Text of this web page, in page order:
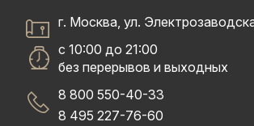
г. Москва, ул.
с 10:00 до 21:00
без перерывов и выходных
8 800 550-40-33
8 495 227-76-60